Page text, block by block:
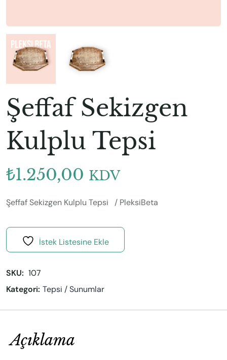
Şeffaf Sekizgen
Kulplu Tepsi
₺1.250,00 KDV
Şeffaf Sekizgen Kulplu Tepsi / PleksiBeta
İstek Listesine Ekle
SKU: 107
Kategori: Tepsi / Sunumlar
Açıklama